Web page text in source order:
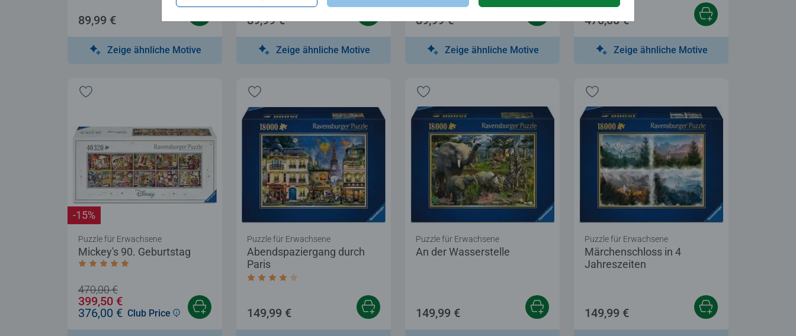
89,99 €
Zeige ähnliche Motive
89,99 €
Zeige ähnliche Motive
89,99 €
Zeige ähnliche Motive
470,00 €
Zeige ähnliche Motive
Mickey's 90. Geburtstag
Durchschnittliche Bewertung 5,0 von 5 Sternen.
-15%
Puzzle für Erwachsene
470,00 €
399,50 €
376,00 € Club Price
Abendspaziergang durch
Paris
Durchschnittliche Bewertung 4,0 von 5 Sternen.
Puzzle für Erwachsene
149,99 €
An der Wasserstelle
Puzzle für Erwachsene
149,99 €
Märchenschloss in 4
Jahreszeiten
Puzzle für Erwachsene
149,99 €